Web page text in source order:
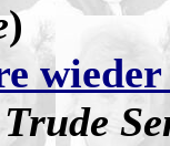
)
Trude